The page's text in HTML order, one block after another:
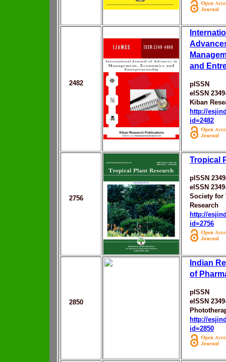
2482
and
pISSN
eISSN
Kiban
http://
id=2482
2756
Tropical
pISSN
eISSN
Society for
Research
http://
id=2756
2850
Indian
of
pISSN
eISSN
http://
id=2850